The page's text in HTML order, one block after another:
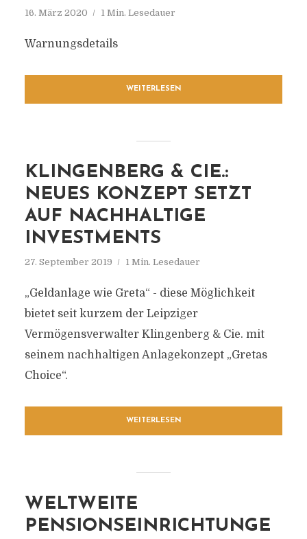
16. März 2020 1 Min. Lesedauer
Warnungsdetails
WEITERLESEN
KLINGENBERG & CIE.:
NEUES KONZEPT SETZT
AUF NACHHALTIGE
INVESTMENTS
27. September 2019 1 Min. Lesedauer
„Geldanlage wie Greta“ - diese Möglichkeit
bietet seit kurzem der Leipziger
Vermögensverwalter Klingenberg & Cie. mit
seinem nachhaltigen Anlagekonzept „Gretas
Choice“.
WEITERLESEN
WELTWEITE
PENSIONSEINRICHTUNGE